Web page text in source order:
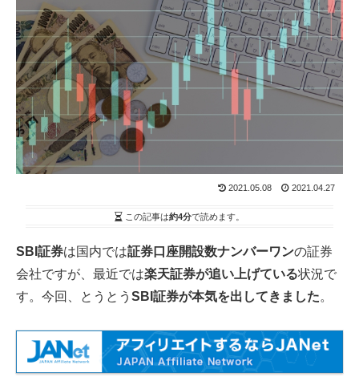
2021.05.08 2021.04.27
この記事は約4分で読めます。
SBI証券は国内では証券口座開設数ナンバーワンの証券
会社ですが、最近では楽天証券が追い上げている状況で
す。今回、とうとう SBI証券が本気を出してきました。